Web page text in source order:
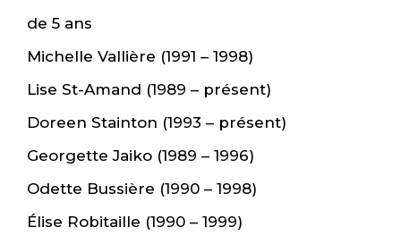
de 5 ans
Michelle Vallière (1991 – 1998)
Lise St-Amand (1989 – présent)
Doreen Stainton (1993 – présent)
Georgette Jaiko (1989 – 1996)
Odette Bussière (1990 – 1998)
Élise Robitaille (1990 – 1999)